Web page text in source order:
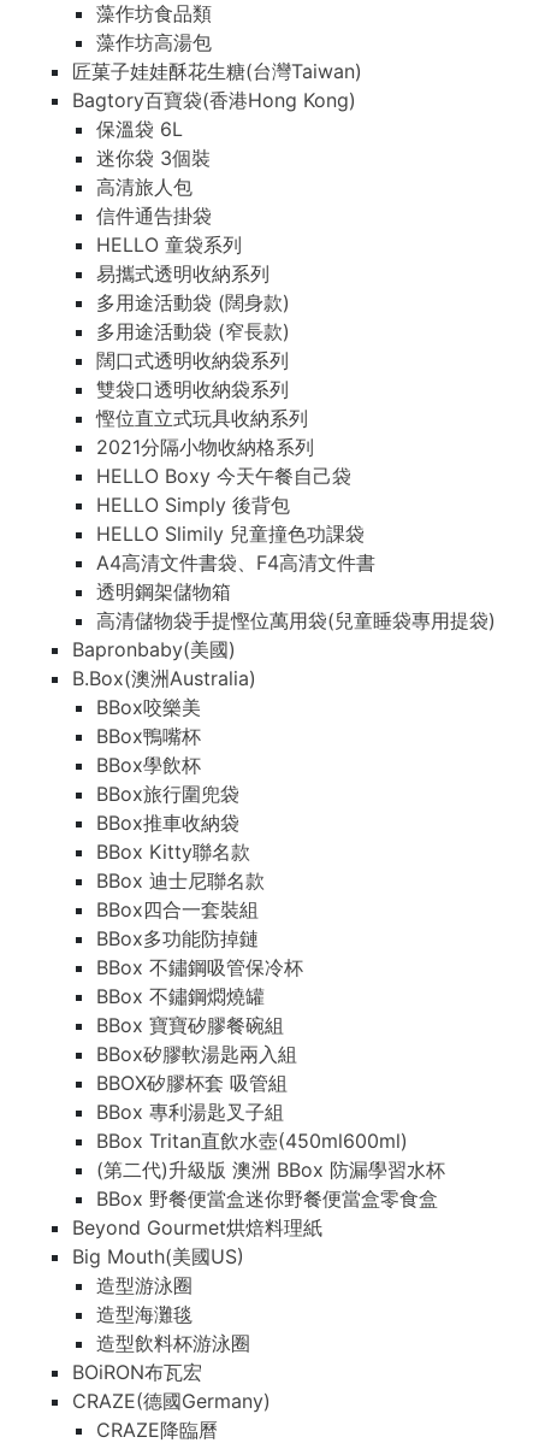
藻作坊食品類
藻作坊高湯包
匠菓子娃娃酥花生糖(台灣Taiwan)
Bagtory百寶袋(香港Hong Kong)
保溫袋 6L
迷你袋 3個裝
高清旅人包
信件通告掛袋
HELLO 童袋系列
易攜式透明收納系列
多用途活動袋 (闊身款)
多用途活動袋 (窄長款)
闊口式透明收納袋系列
雙袋口透明收納袋系列
慳位直立式玩具收納系列
2021分隔小物收納格系列
HELLO Boxy 今天午餐自己袋
HELLO Simply 後背包
HELLO Slimily 兒童撞色功課袋
A4高清文件書袋、F4高清文件書
透明鋼架儲物箱
高清儲物袋手提慳位萬用袋(兒童睡袋專用提袋)
Bapronbaby(美國)
B.Box(澳洲Australia)
BBox咬樂美
BBox鴨嘴杯
BBox學飲杯
BBox旅行圍兜袋
BBox推車收納袋
BBox Kitty聯名款
BBox 迪士尼聯名款
BBox四合一套裝組
BBox多功能防掉鏈
BBox 不鏽鋼吸管保冷杯
BBox 不鏽鋼燜燒罐
BBox 寶寶矽膠餐碗組
BBox矽膠軟湯匙兩入組
BBOX矽膠杯套 吸管組
BBox 專利湯匙叉子組
BBox Tritan直飲水壺(450ml600ml)
(第二代)升級版 澳洲 BBox 防漏學習水杯
BBox 野餐便當盒迷你野餐便當盒零食盒
Beyond Gourmet烘焙料理紙
Big Mouth(美國US)
造型游泳圈
造型海灘毯
造型飲料杯游泳圈
BOiRON布瓦宏
CRAZE(德國Germany)
CRAZE降臨曆